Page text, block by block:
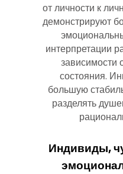
от личности к
демонстрируют
интерпретации
зависимости
состояния.
большую
разделять
Индивиды,